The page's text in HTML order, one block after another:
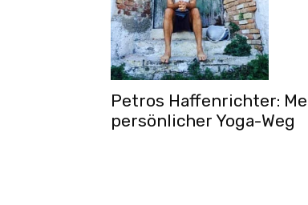
Petros Haffenrichter:
persönlicher Yoga-Weg